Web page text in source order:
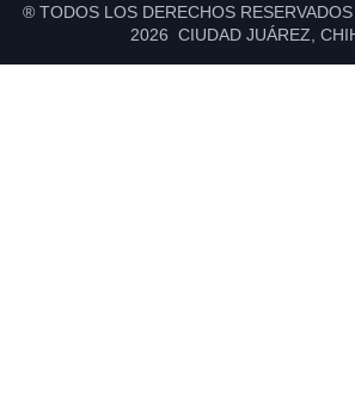
® TODOS LOS DERECHOS
2026 CIUDAD JUÁREZ,